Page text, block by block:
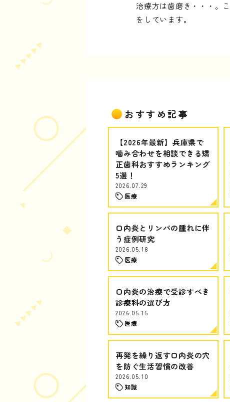
治療方は歯磨き・・・。
をしています。
おすすめ記事
【2026年最新】兵庫県で
噛み合わせを相談できる矯
正歯科おすすめランキング
5選！
2026.07.29
医療
口内炎とリンパの腫れに伴
う症例研究
2026.05.18
医療
口内炎の治療で受診すべき
診療科の選び方
2026.05.15
医療
再発を繰り返す口内炎の穴
を防ぐ生活習慣の改善
2026.05.10
知識